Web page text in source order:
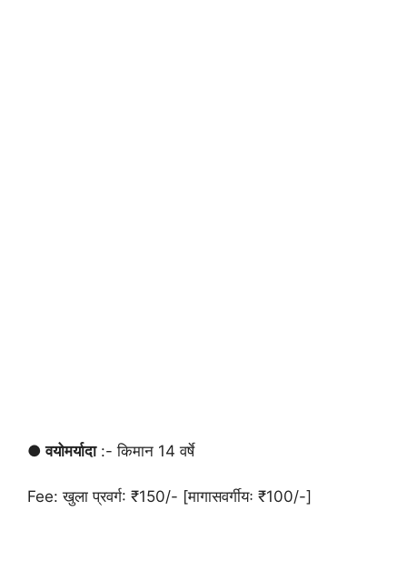
● वयोमर्यादा:- किमान 14 वर्षे
Fee: खुला प्रवर्ग: ₹150/- [मागासवर्गीयः ₹100/-]